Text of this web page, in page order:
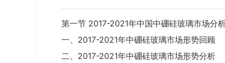
第一节 2017-2021年中国中硼硅玻璃市场分
一、2017-2021年中硼硅玻璃市场形势回顾
二、2017-2021年中硼硅玻璃市场形势分析